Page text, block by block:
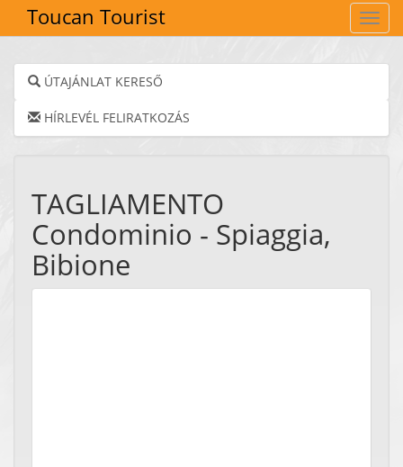
Toucan Tourist
ÚTAJÁNLAT KERESŐ
HÍRLEVÉL FELIRATKOZÁS
TAGLIAMENTO
Condominio - Spiaggia,
Bibione